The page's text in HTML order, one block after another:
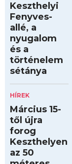
Keszthelyi
Fenyves-
allé, a
nyugalom
és a
történelem
sétánya
HÍREK
Március 15-
től újra
forog
Keszthelyen
az 50